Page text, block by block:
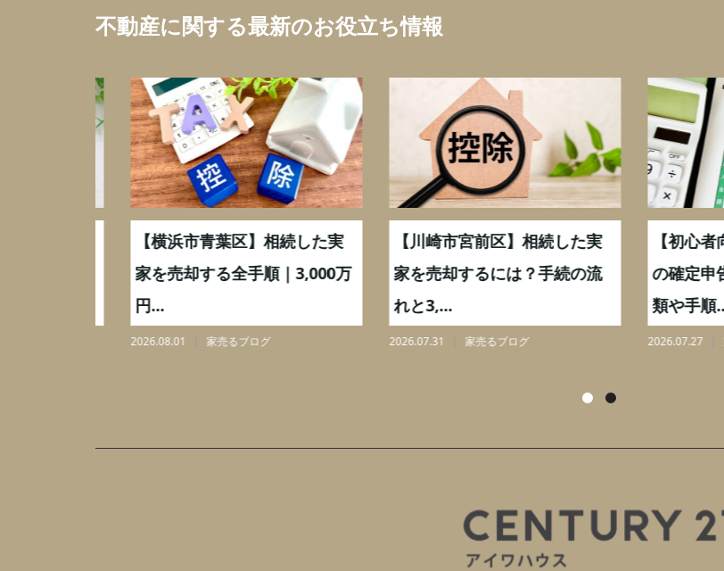
不動産に関する最新のお役立ち情報
【横浜市青葉区】相続した実
家を売却する全手順｜3,000万
2026.08.01 家売るブログ
【川崎市宮前区】相続した実
家を売却するには？手続の流
れと3,...
2026.07.31 家売るブログ
【初心者向
の確定申告
類や手順...
2026.07.27 家売る